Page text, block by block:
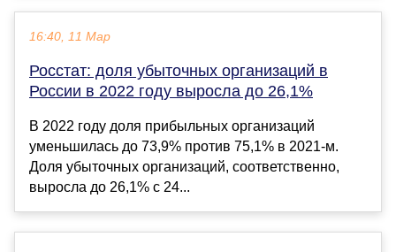
16:40, 11 Мар
Росстат: доля убыточных организаций в
России в 2022 году выросла до 26,1%
В 2022 году доля прибыльных организаций
уменьшилась до 73,9% против 75,1% в 2021-м.
Доля убыточных организаций, соответственно,
выросла до 26,1% с 24...